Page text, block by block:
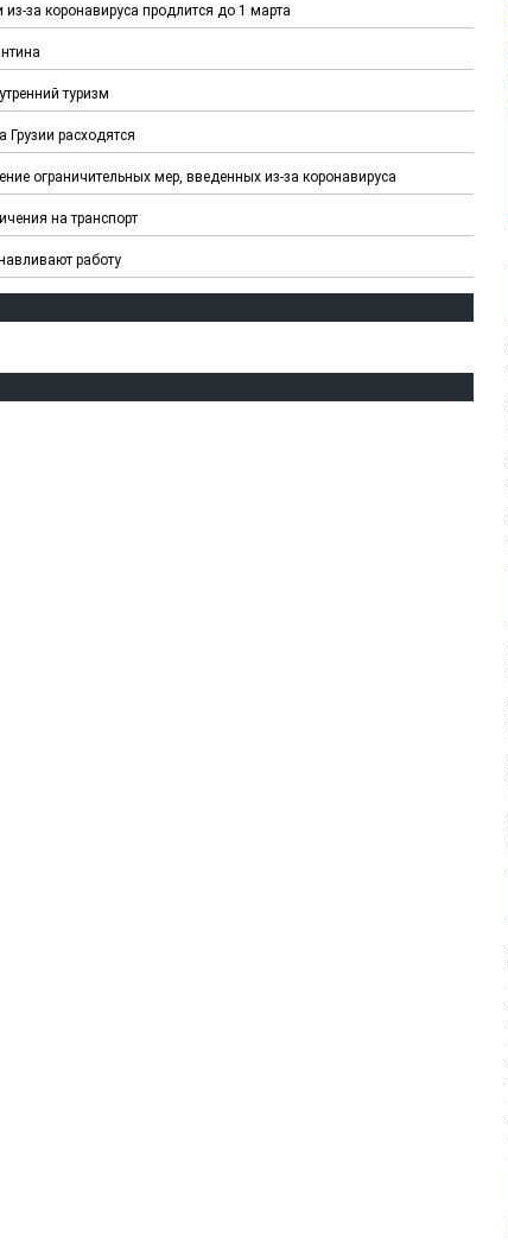
за коронавируса продлится до 1 марта
туризм
расходятся
ограничительных мер, введенных из-за коронавируса
на транспорт
работу
ЧЕЧНЯ. Обарг Варин
илли
мурд - обарг Вара